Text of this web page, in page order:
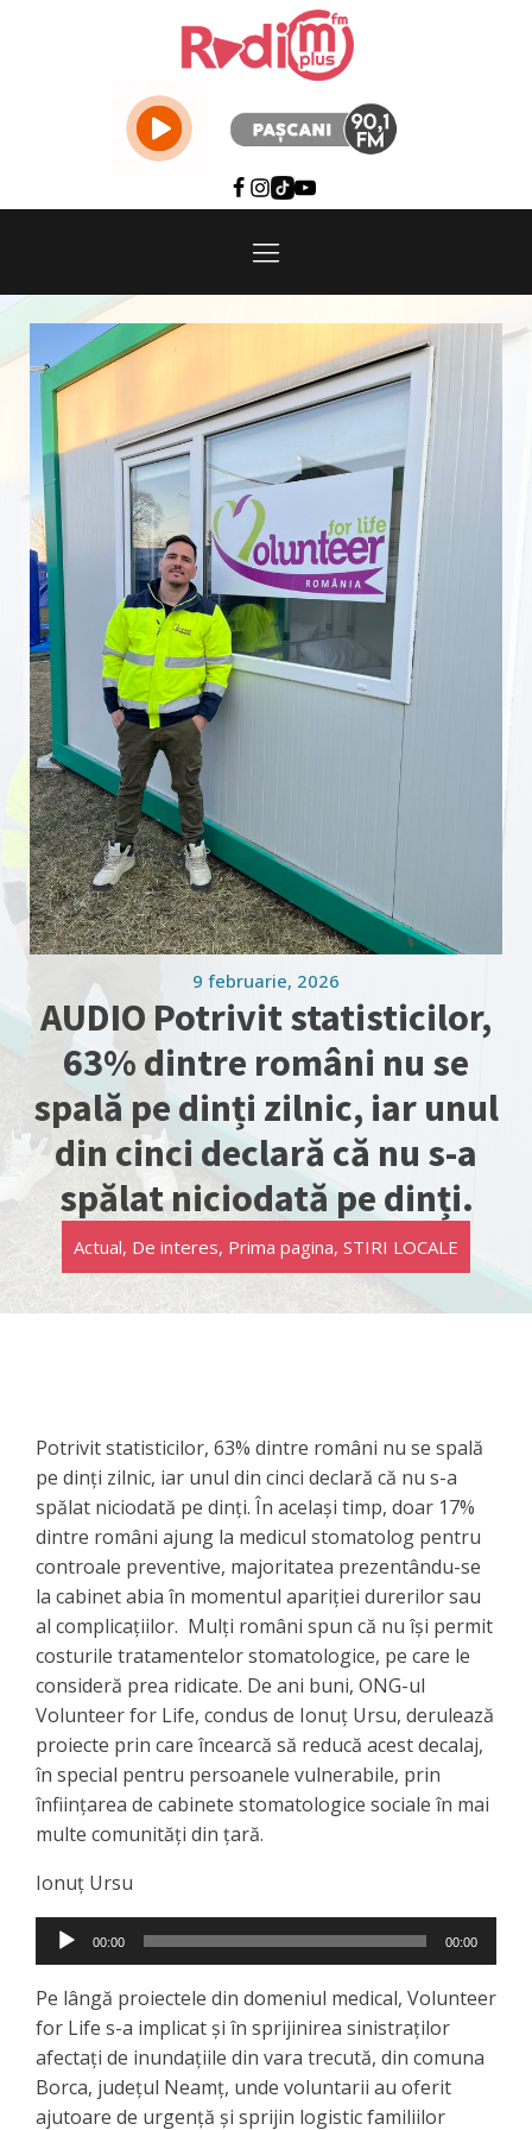
9 februarie, 2026
AUDIO Potrivit statisticilor,
63% dintre români nu se
spală pe dinți zilnic, iar unul
din cinci declară că nu s-a
spălat niciodată pe dinți.
Actual, De interes, Prima pagina, STIRI LOCALE
Potrivit statisticilor, 63% dintre români nu se spală
pe dinți zilnic, iar unul din cinci declară că nu s-a
spălat niciodată pe dinți. În același timp, doar 17%
dintre români ajung la medicul stomatolog pentru
controale preventive, majoritatea prezentându-se
la cabinet abia în momentul apariției durerilor sau
al complicațiilor. Mulți români spun că nu își permit
costurile tratamentelor stomatologice, pe care le
consideră prea ridicate. De ani buni, ONG-ul
Volunteer for Life, condus de Ionuț Ursu, derulează
proiecte prin care încearcă să reducă acest decalaj,
în special pentru persoanele vulnerabile, prin
înființarea de cabinete stomatologice sociale în mai
multe comunități din țară.
Ionuț Ursu
Player
audio
00:00 00:00
Pe lângă proiectele din domeniul medical, Volunteer
for Life s-a implicat și în sprijinirea sinistraților
afectați de inundațiile din vara trecută, din comuna
Borca, județul Neamț, unde voluntarii au oferit
ajutoare de urgență și sprijin logistic familiilor